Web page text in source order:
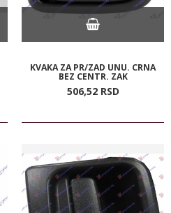
KVAKA ZA PR/ZAD UNU. CRNA
BEZ CENTR. ZAK
506,52 RSD